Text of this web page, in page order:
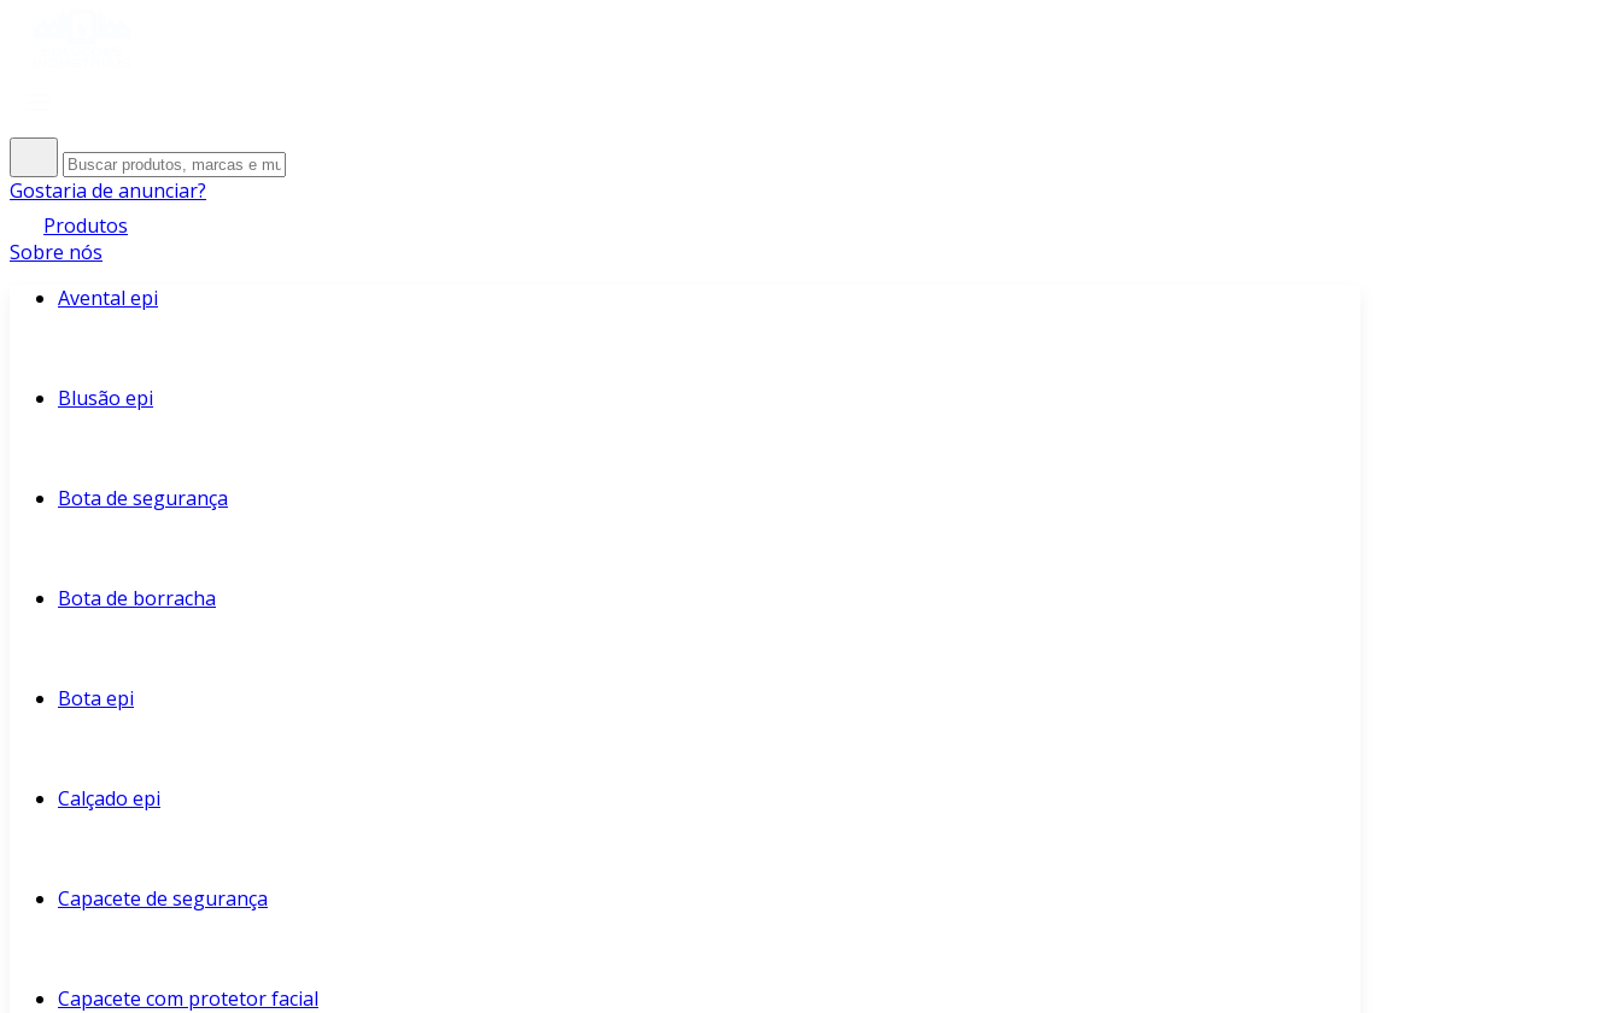
Gostaria de anunciar?
Produtos
Sobre nós
Avental epi
Blusão epi
Bota de segurança
Bota de borracha
Bota epi
Calçado epi
Capacete de segurança
Capacete com protetor facial